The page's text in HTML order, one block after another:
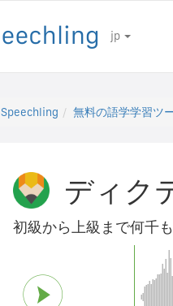
jp
Speechling 無料の語学学習ツ
ディク
初級から上級まで何千